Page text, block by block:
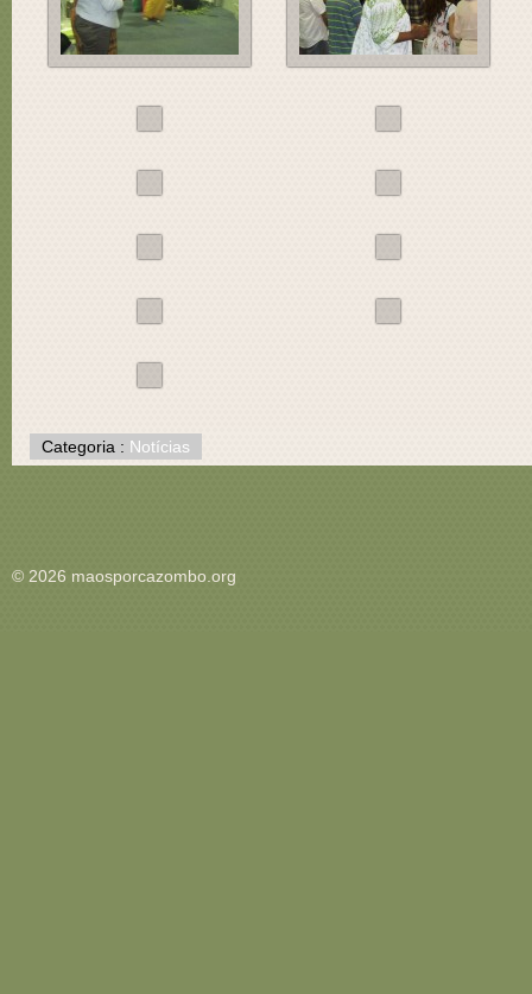
Categoria : Notícias
© 2026 maosporcazombo.org